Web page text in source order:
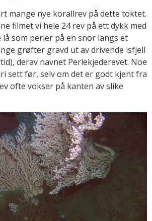
mange nye korallrev på dette toktet.
filmet vi hele 24 rev på ett dykk med
lå som perler på en snor langs et
grøfter gravd ut av drivende isfjell
derav navnet Perlekjederevet. Noe
sett før, selv om det er godt kjent fra
ofte vokser på kanten av slike